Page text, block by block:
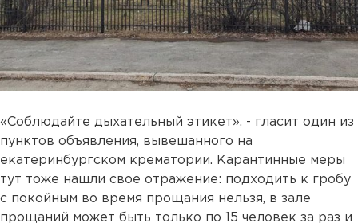
«Соблюдайте дыхательный этикет», - гласит один из
пунктов объявления, вывешанного на
екатеринбургском крематории. Карантинные меры
тут тоже нашли свое отражение: подходить к гробу
с покойным во время прощания нельзя, в зале
прощаний может быть только по 15 человек за раз и